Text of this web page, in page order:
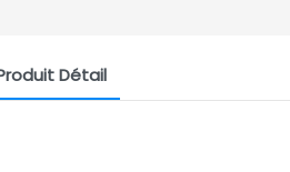
Détail